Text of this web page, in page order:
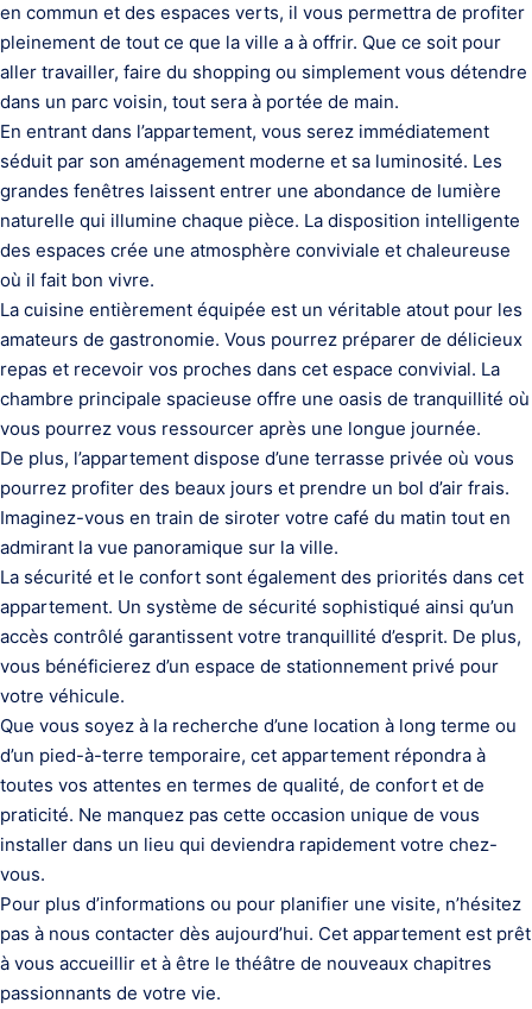
en commun et des espaces verts, il vous permettra de profiter
pleinement de tout ce que la ville a à offrir. Que ce soit pour
aller travailler, faire du shopping ou simplement vous détendre
dans un parc voisin, tout sera à portée de main.
En entrant dans l’appartement, vous serez immédiatement
séduit par son aménagement moderne et sa luminosité. Les
grandes fenêtres laissent entrer une abondance de lumière
naturelle qui illumine chaque pièce. La disposition intelligente
des espaces crée une atmosphère conviviale et chaleureuse
où il fait bon vivre.
La cuisine entièrement équipée est un véritable atout pour les
amateurs de gastronomie. Vous pourrez préparer de délicieux
repas et recevoir vos proches dans cet espace convivial. La
chambre principale spacieuse offre une oasis de tranquillité où
vous pourrez vous ressourcer après une longue journée.
De plus, l’appartement dispose d’une terrasse privée où vous
pourrez profiter des beaux jours et prendre un bol d’air frais.
Imaginez-vous en train de siroter votre café du matin tout en
admirant la vue panoramique sur la ville.
La sécurité et le confort sont également des priorités dans cet
appartement. Un système de sécurité sophistiqué ainsi qu’un
accès contrôlé garantissent votre tranquillité d’esprit. De plus,
vous bénéficierez d’un espace de stationnement privé pour
votre véhicule.
Que vous soyez à la recherche d’une location à long terme ou
d’un pied-à-terre temporaire, cet appartement répondra à
toutes vos attentes en termes de qualité, de confort et de
praticité. Ne manquez pas cette occasion unique de vous
installer dans un lieu qui deviendra rapidement votre chez-
vous.
Pour plus d’informations ou pour planifier une visite, n’hésitez
pas à nous contacter dès aujourd’hui. Cet appartement est prêt
à vous accueillir et à être le théâtre de nouveaux chapitres
passionnants de votre vie.